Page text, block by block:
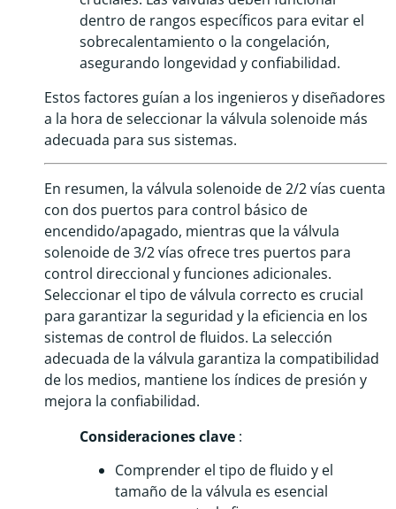
dentro de rangos específicos para evitar el
sobrecalentamiento o la congelación,
asegurando longevidad y confiabilidad.
Estos factores guían a los ingenieros y diseñadores
a la hora de seleccionar la válvula solenoide más
adecuada para sus sistemas.
En resumen, la válvula solenoide de 2/2 vías cuenta
con dos puertos para control básico de
encendido/apagado, mientras que la válvula
solenoide de 3/2 vías ofrece tres puertos para
control direccional y funciones adicionales.
Seleccionar el tipo de válvula correcto es crucial
para garantizar la seguridad y la eficiencia en los
sistemas de control de fluidos. La selección
adecuada de la válvula garantiza la compatibilidad
de los medios, mantiene los índices de presión y
mejora la confiabilidad.
Consideraciones clave :
Comprender el tipo de fluido y el
tamaño de la válvula es esencial